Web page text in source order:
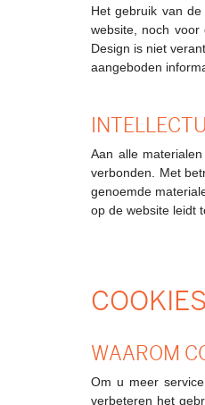
Het gebruik van
website, noch
Design is niet
aangeboden
Aan alle
verbonden. Met
genoemde
op de website leidt
WAAROM
Om u meer
verbeteren het